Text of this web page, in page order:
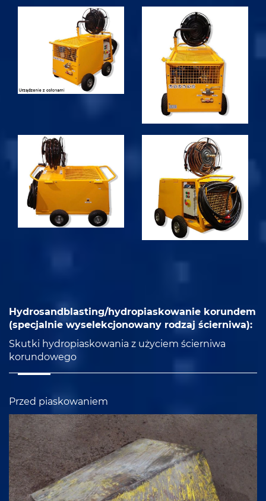
Hydrosandblasting/hydropiaskowanie korundem
(specjalnie wyselekcjonowany rodzaj ścierniwa):
Skutki hydropiaskowania z użyciem ścierniwa
korundowego
Przed piaskowaniem